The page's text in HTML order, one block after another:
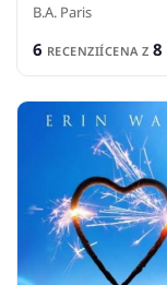
B.A. Paris
6 RECENZIÍCENA Z 8